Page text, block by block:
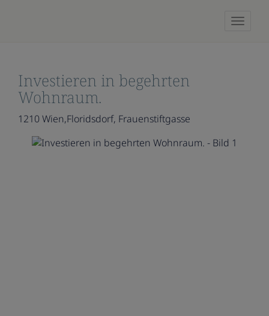
Investieren in begehrten
Wohnraum.
1210 Wien,Floridsdorf, Frauenstiftgasse